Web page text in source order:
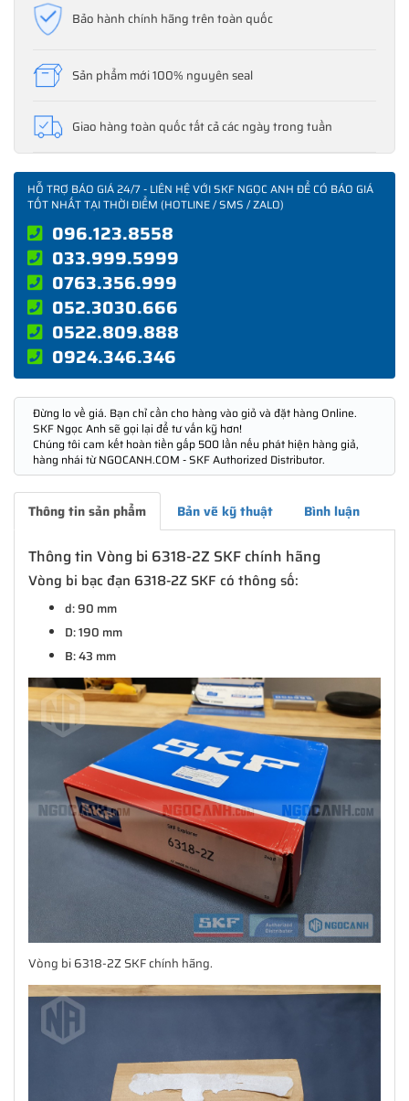
Bảo hành chính hãng trên toàn quốc
Sản phẩm mới 100% nguyên seal
Giao hàng toàn quốc tất cả các ngày trong tuần
HỖ TRỢ BÁO GIÁ 24/7 - LIÊN HỆ VỚI SKF NGỌC ANH ĐỂ CÓ BÁO GIÁ
TỐT NHẤT TẠI THỜI ĐIỂM (HOTLINE / SMS / ZALO)
096.123.8558
033.999.5999
0763.356.999
052.3030.666
0522.809.888
0924.346.346
Đừng lo về giá. Bạn chỉ cần cho hàng vào giỏ và đặt hàng Online.
SKF Ngọc Anh sẽ gọi lại để tư vấn kỹ hơn!
Chúng tôi cam kết hoàn tiền gấp 500 lần nếu phát hiện hàng giả,
hàng nhái từ NGOCANH.COM - SKF Authorized Distributor.
Thông tin sản phẩm Bản vẽ kỹ thuật Bình luận
Thông tin Vòng bi 6318-2Z SKF chính hãng
Vòng bi bạc đạn 6318-2Z SKF có thông số:
d: 90 mm
D: 190 mm
B: 43 mm
Vòng bi 6318-2Z SKF chính hãng.